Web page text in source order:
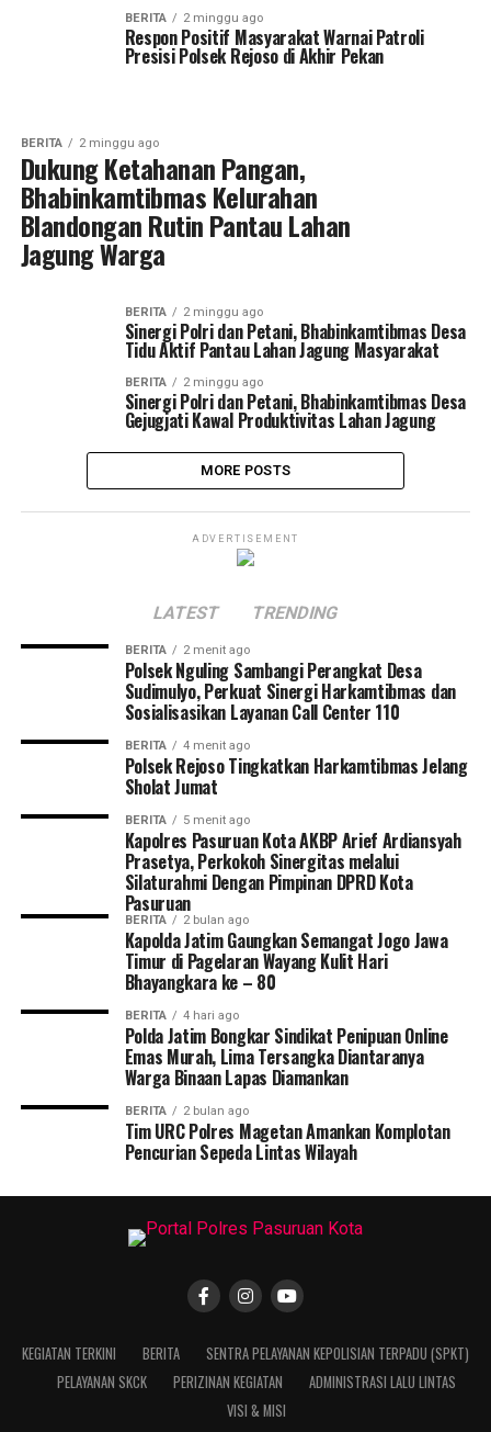
BERITA 2 minggu ago
Respon Positif Masyarakat Warnai Patroli
Presisi Polsek Rejoso di Akhir Pekan
BERITA 2 minggu ago
Dukung Ketahanan Pangan,
Bhabinkamtibmas Kelurahan
Blandongan Rutin Pantau Lahan
Jagung Warga
BERITA 2 minggu ago
Sinergi Polri dan Petani, Bhabinkamtibmas Desa
Tidu Aktif Pantau Lahan Jagung Masyarakat
BERITA 2 minggu ago
Sinergi Polri dan Petani, Bhabinkamtibmas Desa
Gejugjati Kawal Produktivitas Lahan Jagung
MORE POSTS
ADVERTISEMENT
LATEST TRENDING
BERITA 2 menit ago
Polsek Nguling Sambangi Perangkat Desa
Sudimulyo, Perkuat Sinergi Harkamtibmas dan
Sosialisasikan Layanan Call Center 110
BERITA 4 menit ago
Polsek Rejoso Tingkatkan Harkamtibmas Jelang
Sholat Jumat
BERITA 5 menit ago
Kapolres Pasuruan Kota AKBP Arief Ardiansyah
Prasetya, Perkokoh Sinergitas melalui
Silaturahmi Dengan Pimpinan DPRD Kota
Pasuruan
BERITA 2 bulan ago
Kapolda Jatim Gaungkan Semangat Jogo Jawa
Timur di Pagelaran Wayang Kulit Hari
Bhayangkara ke – 80
BERITA 4 hari ago
Polda Jatim Bongkar Sindikat Penipuan Online
Emas Murah, Lima Tersangka Diantaranya
Warga Binaan Lapas Diamankan
BERITA 2 bulan ago
Tim URC Polres Magetan Amankan Komplotan
Pencurian Sepeda Lintas Wilayah
KEGIATAN TERKINI BERITA
SENTRA PELAYANAN KEPOLISIAN TERPADU (SPKT)
PELAYANAN SKCK
PERIZINAN KEGIATAN
ADMINISTRASI LALU LINTAS
VISI & MISI